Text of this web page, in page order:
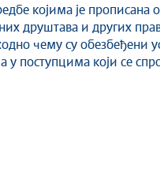
којима је прописана
друштава и других
чему су обезбеђени
поступцима који се